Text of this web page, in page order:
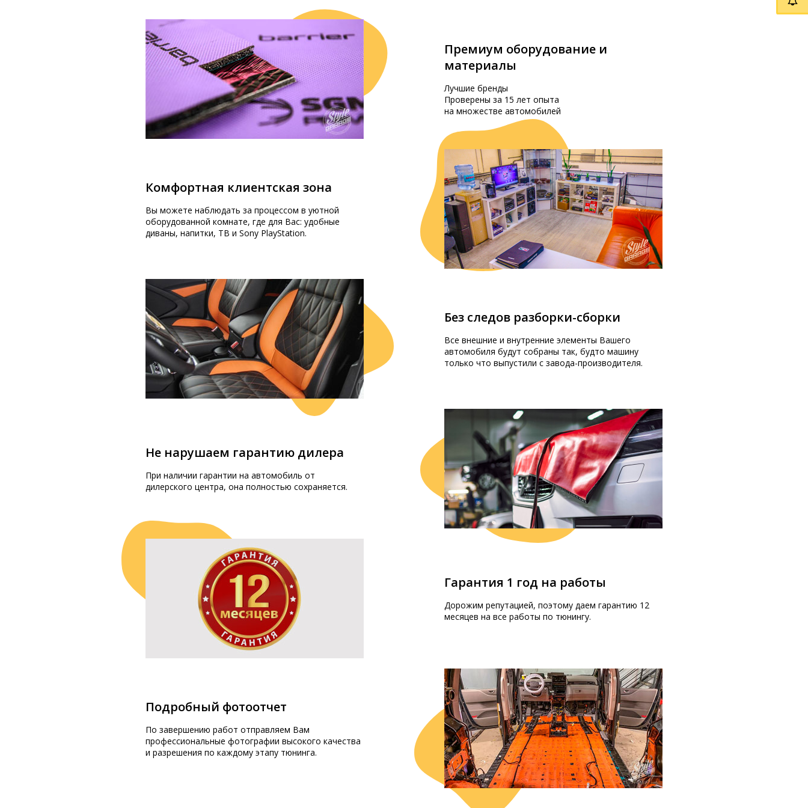
Премиум оборудование и
материалы
Лучшие бренды
Проверены за 15 лет опыта
на множестве автомобилей
Комфортная клиентская зона
Вы можете наблюдать за процессом в уютной
оборудованной комнате, где для Вас: удобные
диваны, напитки, ТВ и Sony PlayStation.
Без следов разборки-сборки
Все внешние и внутренние элементы Вашего
автомобиля будут собраны так, будто машину
только что выпустили с завода-производителя.
Не нарушаем гарантию дилера
При наличии гарантии на автомобиль от
дилерского центра, она полностью сохраняется.
Гарантия 1 год на работы
Дорожим репутацией, поэтому даем гарантию 12
месяцев на все работы по тюнингу.
Подробный фотоотчет
По завершению работ отправляем Вам
профессиональные фотографии высокого качества
и разрешения по каждому этапу тюнинга.